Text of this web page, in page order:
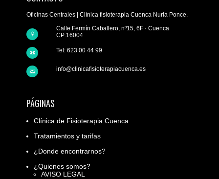
Oficinas Centrales | Clínica fisioterapia Cuenca Nuria Ponce.
Calle Fermín Caballero, nº15, 6F · Cuenca
CP:16004
Tel: 623 00 44 99
info@clinicafisioterapiacuenca.es
PÁGINAS
Clínica de Fisioterapia Cuenca
Tratamientos y tarifas
¿Donde encontrarnos?
¿Quienes somos?
AVISO LEGAL